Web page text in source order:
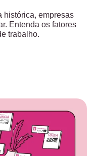
histórica, empresas
Entenda os fatores
trabalho.